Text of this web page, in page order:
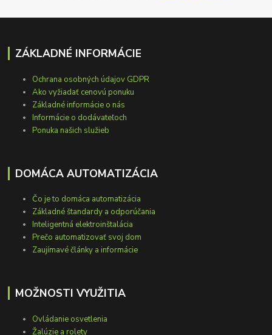
ZÁKLADNÉ INFORMÁCIE
Ochrana osobných údajov GDPR
Ako vyžiadať cenovú ponuku
Základné informácie o nás
Informácie o dodávateľoch
Ponuka našich služieb
DOMÁCA AUTOMATIZÁCIA
Čo je to domáca automatizácia
Základné štandardy a odporúčania
Inteligentná elektroinštalácia
Prečo automatizovať svoj dom
Zaujímavé články a informácie
MOŽNOSTI VYUŽITIA
Ovládanie osvetlenia
Žalúzie a rolety